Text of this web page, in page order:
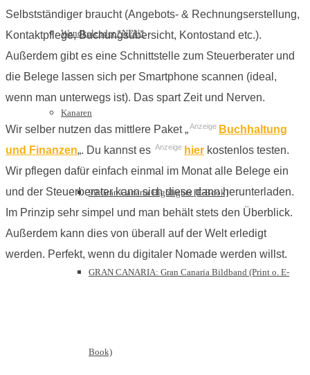
Wandkalender *NEU*
Kanaren
99 Gran Canaria Highlights [E-Book]
GRAN CANARIA: Gran Canaria Bildband (Print o. E-
Book)
Selbstständiger braucht (Angebots- & Rechnungserstellung,
Kontaktpflege, Buchungsübersicht, Kontostand etc.).
Außerdem gibt es eine Schnittstelle zum Steuerberater und
die Belege lassen sich per Smartphone scannen (ideal,
wenn man unterwegs ist). Das spart Zeit und Nerven.
Wir selber nutzen das mittlere Paket „Anzeige Buchhaltung
und Finanzen„. Du kannst es Anzeige hier kostenlos testen.
Wir pflegen dafür einfach einmal im Monat alle Belege ein
und der Steuerberater kann sich diese dann herunterladen.
Im Prinzip sehr simpel und man behält stets den Überblick.
Außerdem kann dies von überall auf der Welt erledigt
werden. Perfekt, wenn du digitaler Nomade werden willst.